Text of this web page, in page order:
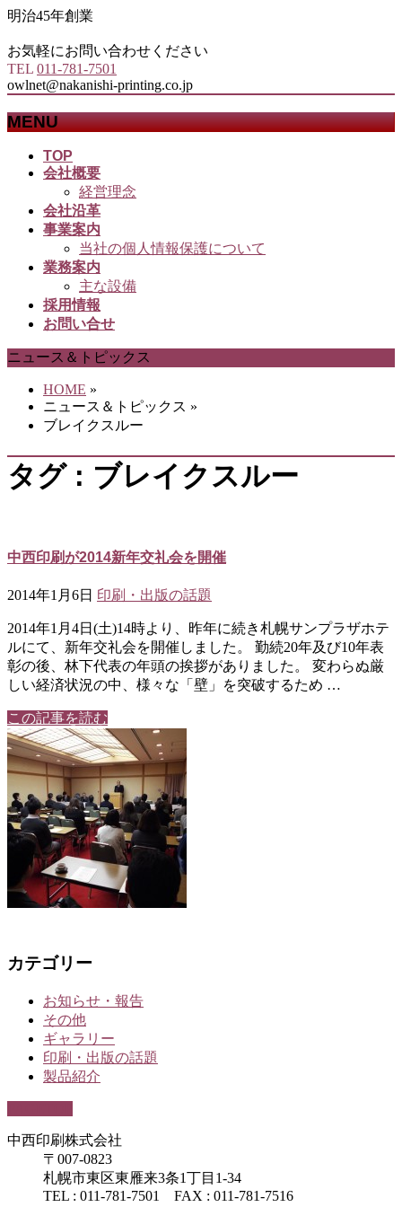
明治45年創業
お気軽にお問い合わせください
TEL 011-781-7501
owlnet@nakanishi-printing.co.jp
MENU
TOP
会社概要
経営理念
会社沿革
事業案内
当社の個人情報保護について
業務案内
主な設備
採用情報
お問い合せ
ニュース＆トピックス
HOME »
ニュース＆トピックス »
ブレイクスルー
タグ : ブレイクスルー
中西印刷が2014新年交礼会を開催
2014年1月6日 印刷・出版の話題
2014年1月4日(土)14時より、昨年に続き札幌サンプラザホテ
ルにて、新年交礼会を開催しました。 勤続20年及び10年表
彰の後、林下代表の年頭の挨拶がありました。 変わらぬ厳
しい経済状況の中、様々な「壁」を突破するため …
この記事を読む
カテゴリー
お知らせ・報告
その他
ギャラリー
印刷・出版の話題
製品紹介
中西印刷株式会社
〒007-0823
札幌市東区東雁来3条1丁目1-34
TEL : 011-781-7501 FAX : 011-781-7516